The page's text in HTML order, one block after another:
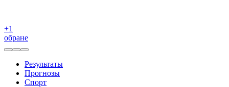
+1
обране
Результаты
Прогнозы
Спорт